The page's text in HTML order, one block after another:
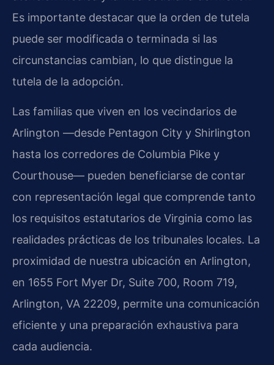
Es importante destacar que la orden de tutela
puede ser modificada o terminada si las
circunstancias cambian, lo que distingue la
tutela de la adopción.
Las familias que viven en los vecindarios de
Arlington —desde Pentagon City y Shirlington
hasta los corredores de Columbia Pike y
Courthouse— pueden beneficiarse de contar
con representación legal que comprende tanto
los requisitos estatutarios de Virginia como las
realidades prácticas de los tribunales locales. La
proximidad de nuestra ubicación en Arlington,
en 1655 Fort Myer Dr, Suite 700, Room 719,
Arlington, VA 22209, permite una comunicación
eficiente y una preparación exhaustiva para
cada audiencia.